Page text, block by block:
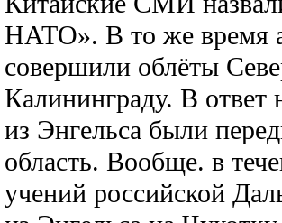
НАТО». В то же время
совершили облёты
Калининграду. В ответ
из Энгельса были
область. Вообще. в
учений российской